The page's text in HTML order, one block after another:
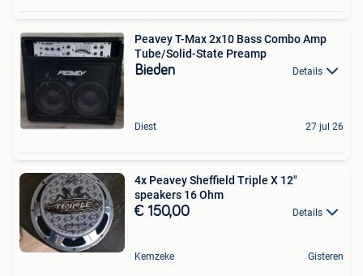
Peavey T-Max 2x10 Bass Combo Amp
Tube/Solid-State Preamp
Bieden Details
Diest 27 jul 26
4x Peavey Sheffield Triple X 12"
speakers 16 Ohm
€ 150,00 Details
Kemzeke Gisteren